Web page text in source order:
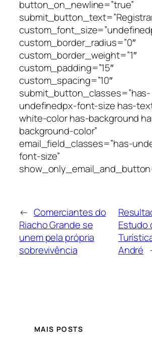
button_on_newline=”true”
custom_border_radius=”0″
custom_border_weight=”1″
custom_padding=”15″
custom_spacing=”10″
submit_button_classes=”has-
undefinedpx-font-size has-
white-color has-background
background-color”
email_field_classes=”has-
font-size”
← Comerciantes do
Riacho Grande se
unem pela própria
sobrevivência
Estudo
André
MAIS POSTS